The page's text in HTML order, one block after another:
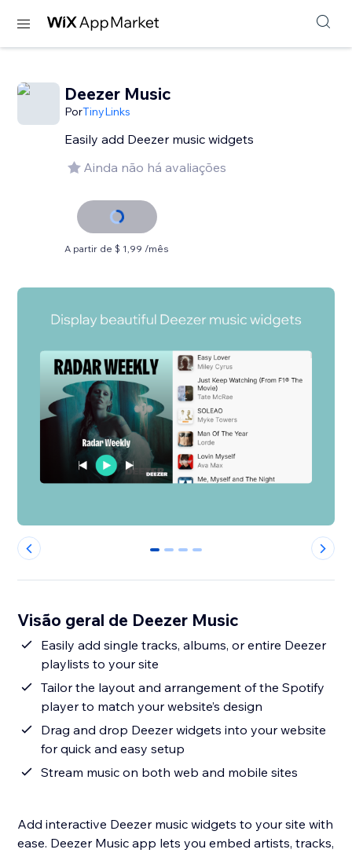
Deezer Music
PorTinyLinks
Easily add Deezer music widgets
Ainda não há avaliações
A partir de $ 1,99 /mês
0 1 2 3
Visão geral de Deezer Music
Easily add single tracks, albums, or entire Deezer
playlists to your site
Tailor the layout and arrangement of the Spotify
player to match your website’s design
Drag and drop Deezer widgets into your website
for quick and easy setup
Stream music on both web and mobile sites
Add interactive Deezer music widgets to your site with
ease. Deezer Music app lets you embed artists, tracks,